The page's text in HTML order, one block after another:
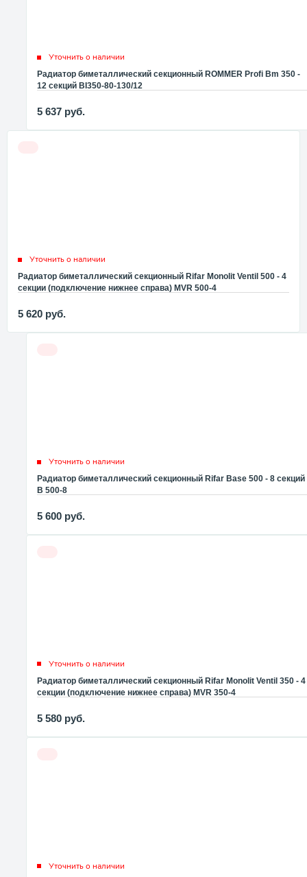
Уточнить о наличии
Радиатор биметаллический секционный ROMMER Profi Bm 350 -
12 секций BI350-80-130/12
5 637 руб.
Уточнить о наличии
Радиатор биметаллический секционный Rifar Monolit Ventil 500 - 4
секции (подключение нижнее справа) MVR 500-4
5 620 руб.
Уточнить о наличии
Радиатор биметаллический секционный Rifar Base 500 - 8 секций
B 500-8
5 600 руб.
Уточнить о наличии
Радиатор биметаллический секционный Rifar Monolit Ventil 350 - 4
секции (подключение нижнее справа) MVR 350-4
5 580 руб.
Уточнить о наличии